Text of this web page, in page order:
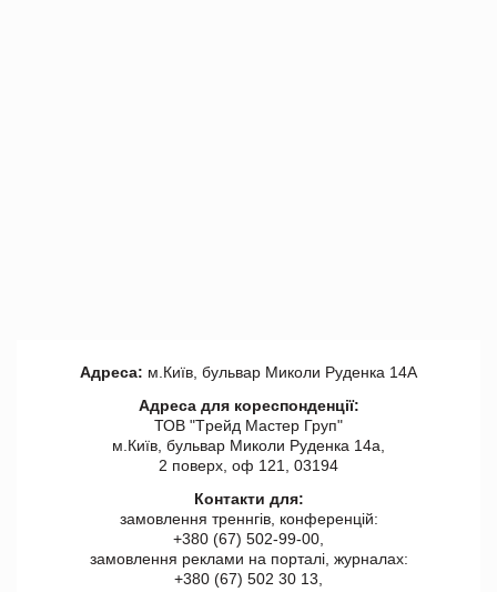
Адреса: м.Київ, бульвар Миколи Руденка 14А
Адреса для кореспонденції:
ТОВ "Tрейд Мастер Груп"
м.Київ, бульвар Миколи Руденка 14а,
2 поверх, оф 121, 03194
Контакти для:
замовлення треннгів, конференцій:
+380 (67) 502-99-00,
замовлення реклами на порталі, журналах:
+380 (67) 502 30 13,